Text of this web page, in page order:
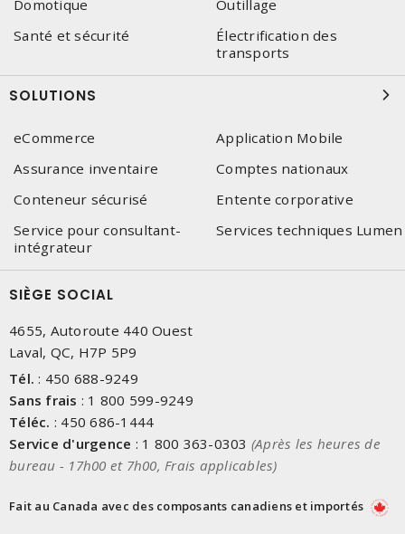
Domotique
Outillage
Santé et sécurité
Électrification des
transports
SOLUTIONS
eCommerce
Application Mobile
Assurance inventaire
Comptes nationaux
Conteneur sécurisé
Entente corporative
Service pour consultant-
intégrateur
Services techniques Lumen
SIÈGE SOCIAL
4655, Autoroute 440 Ouest
Laval, QC, H7P 5P9
Tél. : 450 688-9249
Sans frais : 1 800 599-9249
Téléc. : 450 686-1444
Service d'urgence : 1 800 363-0303 (Après les heures de
bureau - 17h00 et 7h00, Frais applicables)
Fait au Canada avec des composants canadiens et importés